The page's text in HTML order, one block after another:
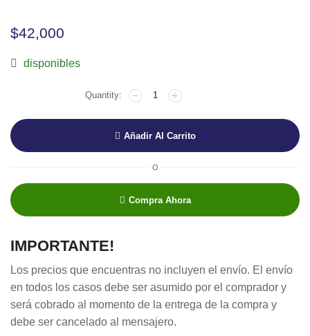
$42,000
disponibles
Añadir Al Carrito
O
Compra Ahora
IMPORTANTE!
Los precios que encuentras no incluyen el envío. El envío
en todos los casos debe ser asumido por el comprador y
será cobrado al momento de la entrega de la compra y
debe ser cancelado al mensajero.